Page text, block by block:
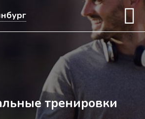
тренировки
Х
Х